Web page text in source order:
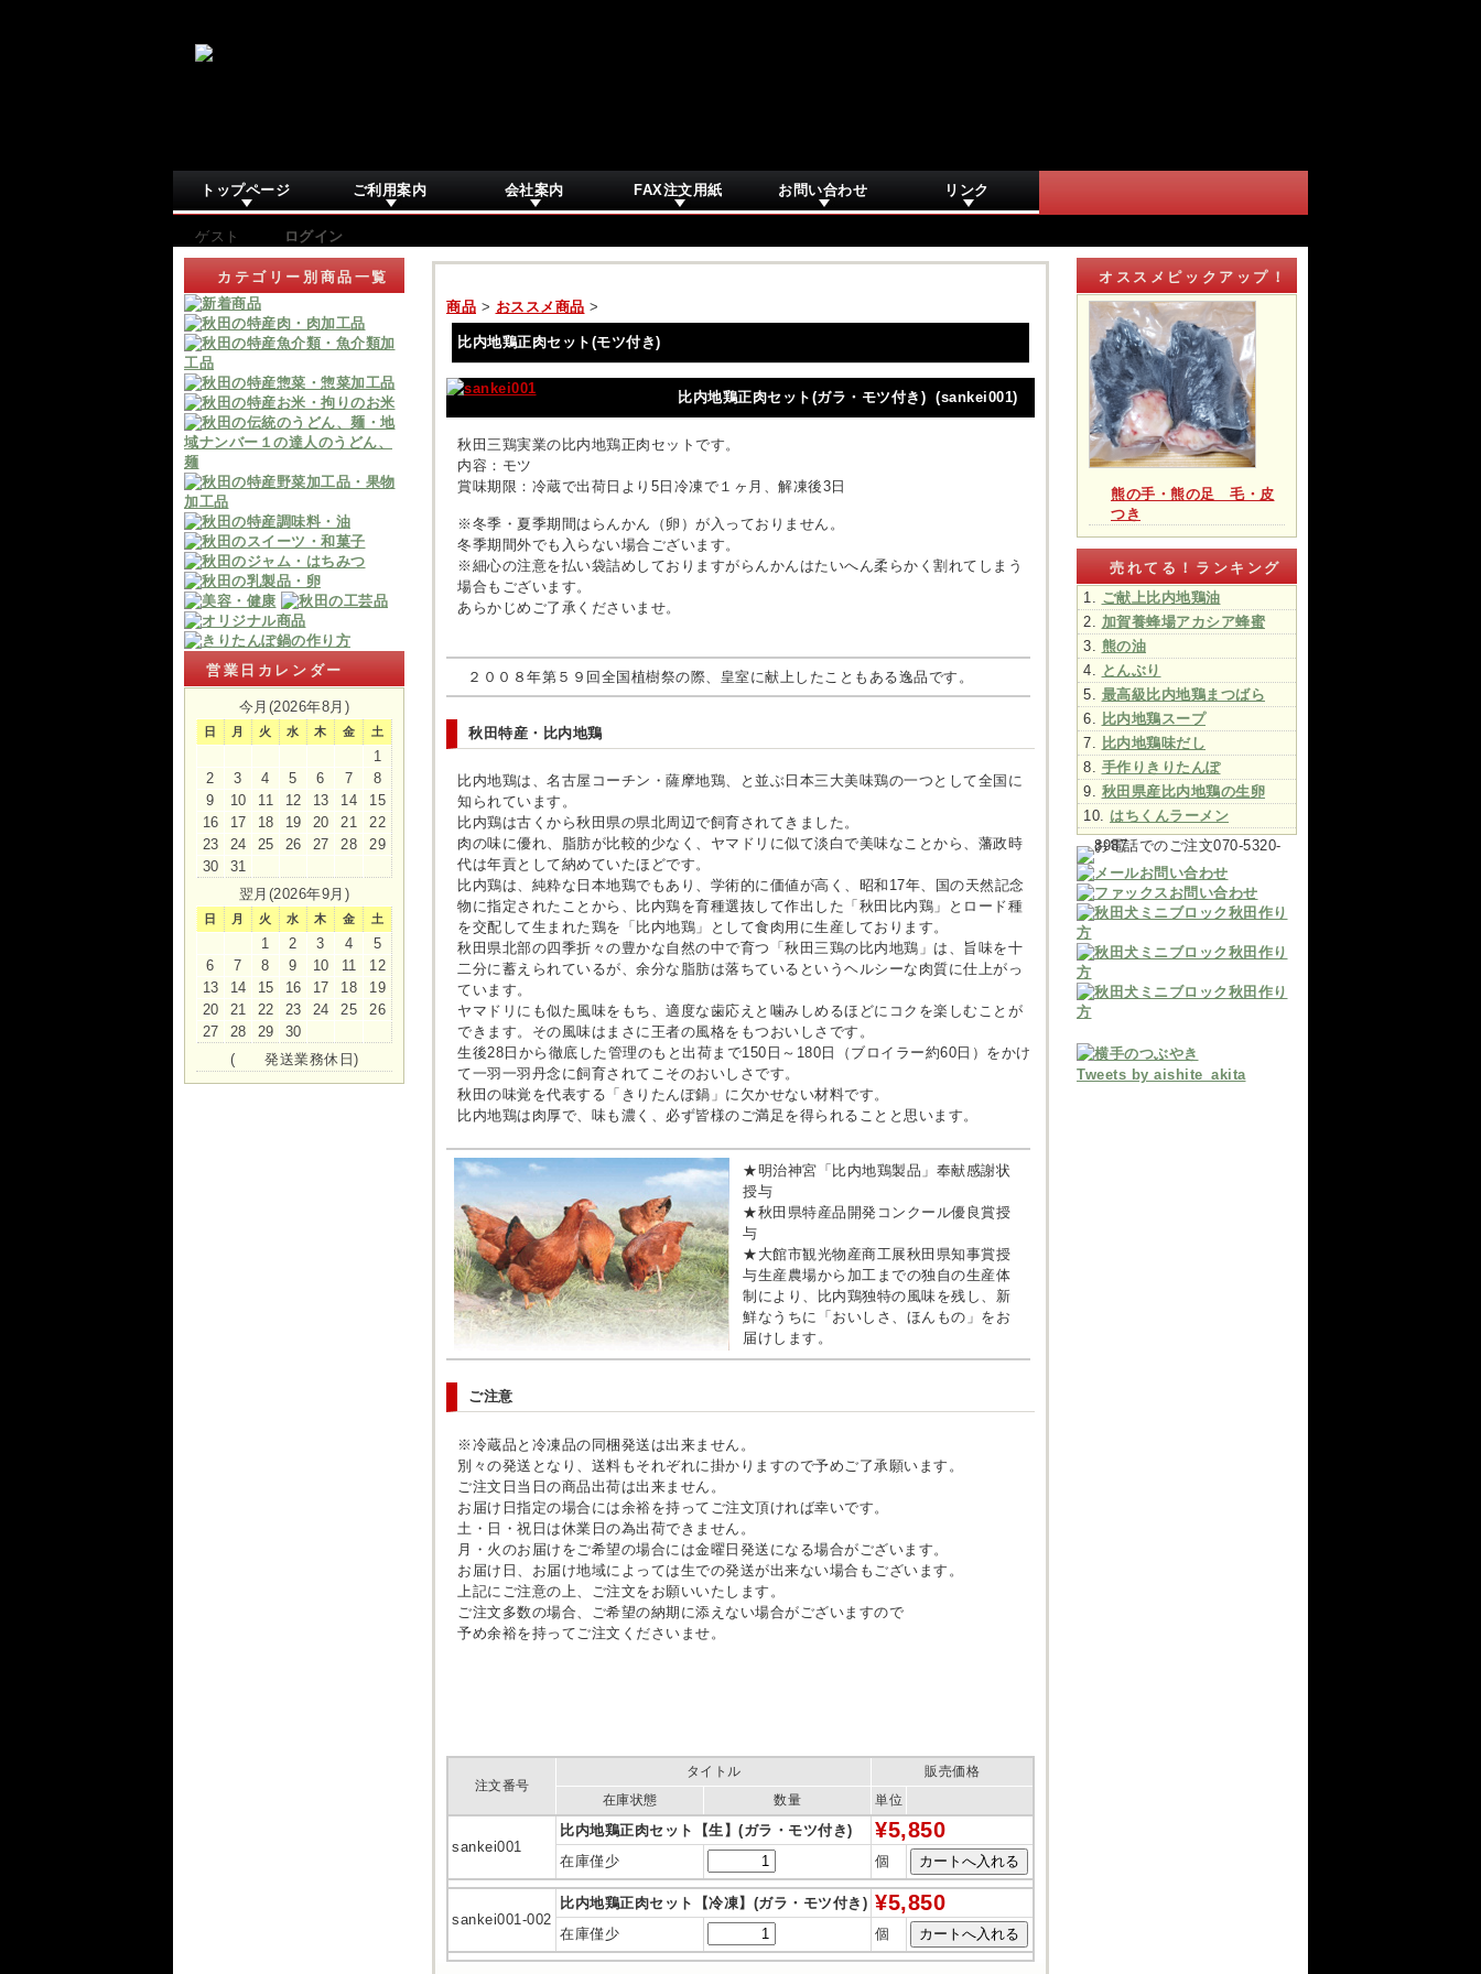
トップページ ご利用案内 会社案内 FAX注文用紙 お問い合わせ リンク
ゲスト ログイン
カテゴリー別商品一覧
営業日カレンダー
今月(2026年8月)
日 月 火 水 木 金 土
1
2
3 4 5 6 7
8
9
10 11 12 13 14
15
16
17 18 19 20 21
22
23
24 25 26 27 28
29
30
31
翌月(2026年9月)
日 月 火 水 木 金 土
1 2 3 4
5
6
7 8 9 10 11
12
13
14 15 16 17 18
19
20
21 22 23 24 25
26
27
28 29
30
(
発送業務休日)
オススメピックアップ！
熊の手・熊の足 毛・皮
つき
売れてる！ランキング
ご献上比内地鶏油
加賀養蜂場アカシア蜂蜜
熊の油
とんぶり
最高級比内地鶏まつばら
比内地鶏スープ
比内地鶏味だし
手作りきりたんぽ
秋田県産比内地鶏の生卵
はちくんラーメン
Tweets by aishite_akita
商品 > おススメ商品 >
比内地鶏正肉セット(モツ付き)
比内地鶏正肉セット(ガラ・モツ付き) (sankei001)
秋田三鶏実業の比内地鶏正肉セットです。
内容：モツ
賞味期限：冷蔵で出荷日より5日冷凍で１ヶ月、解凍後3日
※冬季・夏季期間はらんかん（卵）が入っておりません。
冬季期間外でも入らない場合ございます。
※細心の注意を払い袋詰めしておりますがらんかんはたいへん柔らかく割れてしまう
場合もございます。
あらかじめご了承くださいませ。
２００８年第５９回全国植樹祭の際、皇室に献上したこともある逸品です。
秋田特産・比内地鶏
比内地鶏は、名古屋コーチン・薩摩地鶏、と並ぶ日本三大美味鶏の一つとして全国に
知られています。
比内鶏は古くから秋田県の県北周辺で飼育されてきました。
肉の味に優れ、脂肪が比較的少なく、ヤマドリに似て淡白で美味なことから、藩政時
代は年貢として納めていたほどです。
比内鶏は、純粋な日本地鶏でもあり、学術的に価値が高く、昭和17年、国の天然記念
物に指定されたことから、比内鶏を育種選抜して作出した「秋田比内鶏」とロード種
を交配して生まれた鶏を「比内地鶏」として食肉用に生産しております。
秋田県北部の四季折々の豊かな自然の中で育つ「秋田三鶏の比内地鶏」は、旨味を十
二分に蓄えられているが、余分な脂肪は落ちているというヘルシーな肉質に仕上がっ
ています。
ヤマドリにも似た風味をもち、適度な歯応えと噛みしめるほどにコクを楽しむことが
できます。その風味はまさに王者の風格をもつおいしさです。
生後28日から徹底した管理のもと出荷まで150日～180日（ブロイラー約60日）をかけ
て一羽一羽丹念に飼育されてこそのおいしさです。
秋田の味覚を代表する「きりたんぽ鍋」に欠かせない材料です。
比内地鶏は肉厚で、味も濃く、必ず皆様のご満足を得られることと思います。
★明治神宮「比内地鶏製品」奉献感謝状
授与
★秋田県特産品開発コンクール優良賞授
与
★大館市観光物産商工展秋田県知事賞授
与生産農場から加工までの独自の生産体
制により、比内鶏独特の風味を残し、新
鮮なうちに「おいしさ、ほんもの」をお
届けします。
ご注意
※冷蔵品と冷凍品の同梱発送は出来ません。
別々の発送となり、送料もそれぞれに掛かりますので予めご了承願います。
ご注文日当日の商品出荷は出来ません。
お届け日指定の場合には余裕を持ってご注文頂ければ幸いです。
土・日・祝日は休業日の為出荷できません。
月・火のお届けをご希望の場合には金曜日発送になる場合がございます。
お届け日、お届け地域によっては生での発送が出来ない場合もございます。
上記にご注意の上、ご注文をお願いいたします。
ご注文多数の場合、ご希望の納期に添えない場合がございますので
予め余裕を持ってご注文くださいませ。
注文番号
タイトル
販売価格
在庫状態
数量 単位
sankei001
比内地鶏正肉セット【生】(ガラ・モツ付き) ¥5,850
在庫僅少 個
sankei001-002
比内地鶏正肉セット【冷凍】(ガラ・モツ付き) ¥5,850
在庫僅少 個